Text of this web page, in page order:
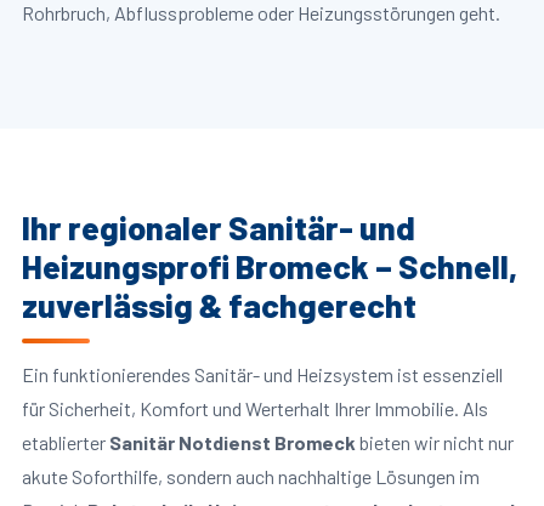
Rohrbruch, Abflussprobleme oder Heizungsstörungen geht.
Ihr regionaler Sanitär- und
Heizungsprofi Bromeck – Schnell,
zuverlässig & fachgerecht
Ein funktionierendes Sanitär- und Heizsystem ist essenziell
für Sicherheit, Komfort und Werterhalt Ihrer Immobilie. Als
etablierter Sanitär Notdienst Bromeck bieten wir nicht nur
akute Soforthilfe, sondern auch nachhaltige Lösungen im